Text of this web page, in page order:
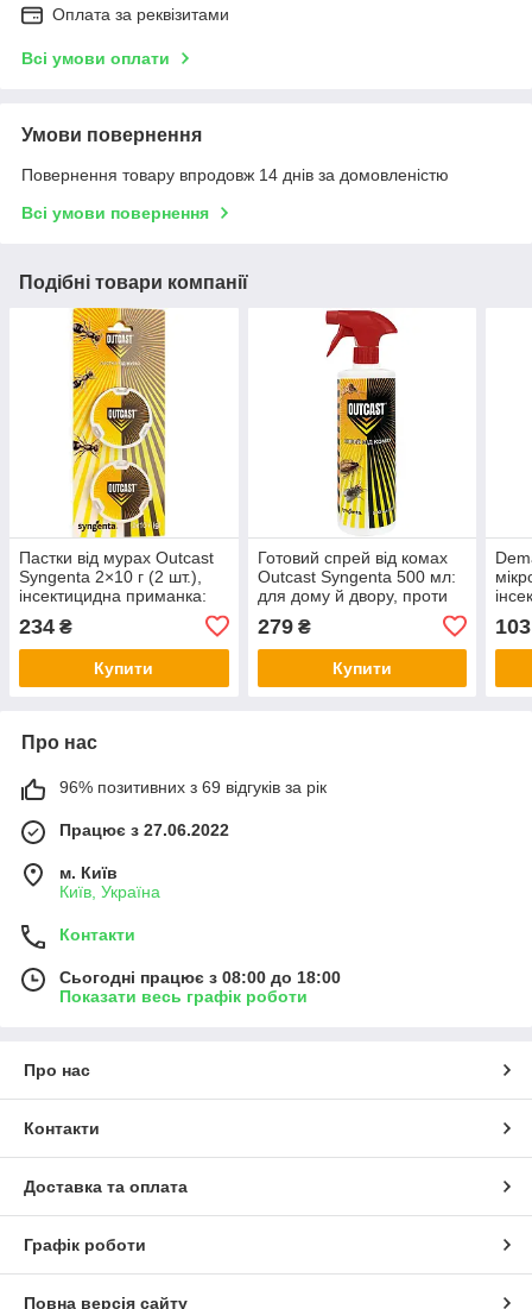
Оплата за реквізитами
Всі умови оплати
Умови повернення
Повернення товару впродовж 14 днів за домовленістю
Всі умови повернення
Подібні товари компанії
Пастки від мурах Outcast
Syngenta 2×10 г (2 шт.),
інсектицидна приманка:
мурахи несуть у гніздо, дія
на колонію з маткою
234 ₴
Купити
Готовий спрей від комах
Outcast Syngenta 500 мл:
для дому й двору, проти
кліщів, для бар’єрної
обробки
279₴
Купити
103
Про нас
96% позитивних з 69 відгуків за рік
Працює з 27.06.2022
м. Київ
Київ, Україна
Контакти
Сьогодні працює з 08:00 до 18:00
Показати весь графік роботи
Про нас
Контакти
Доставка та оплата
Графік роботи
Повна версія сайту